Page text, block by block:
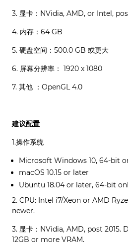
3. 显卡：NVidia, AMD, or Intel,
4. 内存：64 GB
5. 硬盘空间：500.0 GB 或更大
6. 屏幕分辨率： 1920 x 1080
7. 其他 ：OpenGL 4.0
建议配置
1.操作系统
Microsoft Windows 10, 64-bit
macOS 10.15 or later
Ubuntu 18.04 or later, 64-bit
2. CPU: Intel i7/Xeon or AMD
newer.
3. 显卡：NVidia, AMD, post 2015.
12GB or more VRAM.